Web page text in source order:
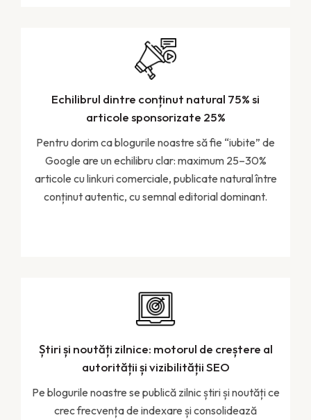
Echilibrul dintre conținut natural 75% si
articole sponsorizate 25%
Pentru dorim ca blogurile noastre să fie “iubite” de
Google are un echilibru clar: maximum 25–30%
articole cu linkuri comerciale, publicate natural între
conținut autentic, cu semnal editorial dominant.
Știri și noutăți zilnice: motorul de creștere al
autorității și vizibilității SEO
Pe blogurile noastre se publică zilnic știri și noutăți ce
crec frecvența de indexare și consolidează